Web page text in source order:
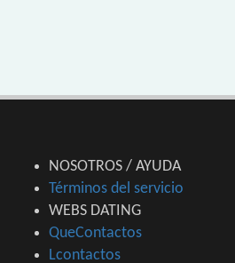
NOSOTROS / AYUDA
Términos del servicio
WEBS DATING
QueContactos
Lcontactos